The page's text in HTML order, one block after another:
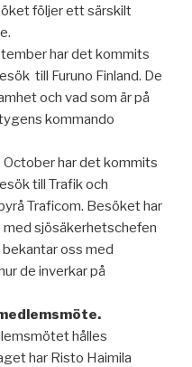
följer ett särskilt
har det kommits
till Furuno Finland. De
och vad som är på
kommando
October har det kommits
till Trafik och
Traficom. Besöket har
sjösäkerhetschefen
bekantar oss med
de inverkar på
hålles
har Risto Haimila